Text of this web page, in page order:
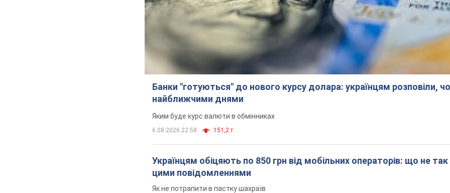
Банки "готуються" до нового курсу долара: українцям розповіли,
найближчими днями
Яким буде курс валюти в обмінниках
6.08.2026 22:58 151,2 т.
Українцям обіцяють по 850 грн від мобільних операторів: що не так
цими повідомленнями
Як не потрапити в пастку шахраїв